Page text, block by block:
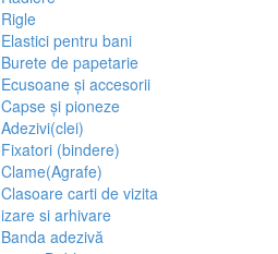
Rigle
Elastici pentru bani
Burete de papetarie
Ecusoane și accesorii
Capse și pioneze
Adezivi(clei)
Fixatori (bindere)
Clame(Agrafe)
Clasoare carti de vizita
si arhivare
Banda adezivă